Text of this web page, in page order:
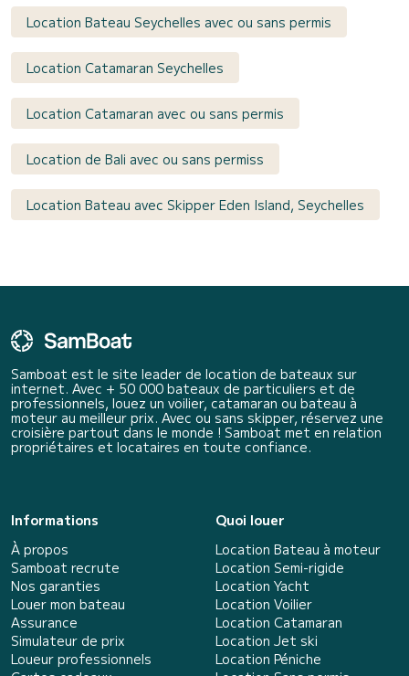
Location Bateau Seychelles avec ou sans permis
Location Catamaran Seychelles
Location Catamaran avec ou sans permis
Location de Bali avec ou sans permiss
Location Bateau avec Skipper Eden Island, Seychelles
Samboat est le site leader de location de bateaux sur
internet. Avec + 50 000 bateaux de particuliers et de
professionnels, louez un voilier, catamaran ou bateau à
moteur au meilleur prix. Avec ou sans skipper, réservez une
croisière partout dans le monde ! Samboat met en relation
propriétaires et locataires en toute confiance.
Informations
À propos
Samboat recrute
Nos garanties
Louer mon bateau
Assurance
Simulateur de prix
Loueur professionnels
Quoi louer
Location Bateau à moteur
Location Semi-rigide
Location Yacht
Location Voilier
Location Catamaran
Location Jet ski
Location Péniche